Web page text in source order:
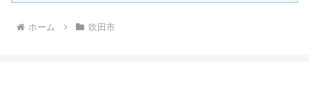
ホーム 吹田市